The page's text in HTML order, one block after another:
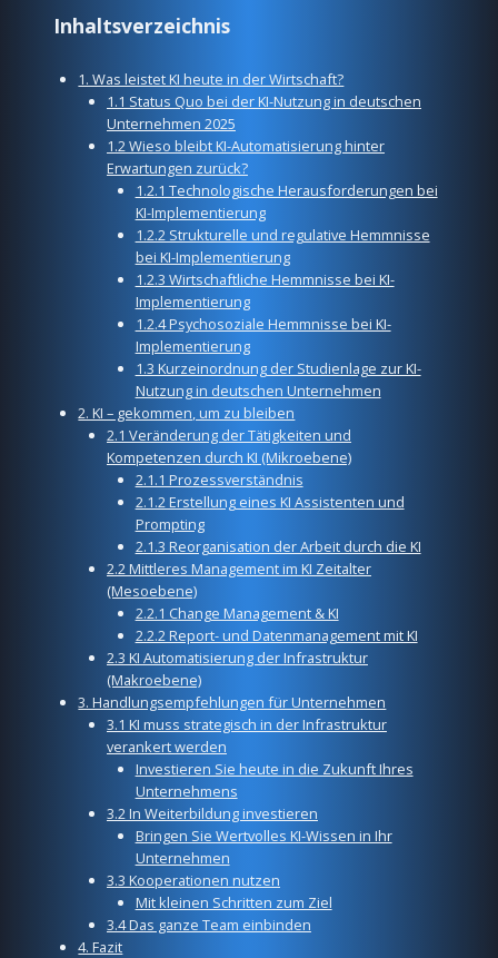
Inhaltsverzeichnis
1. Was leistet KI heute in der Wirtschaft?
1.1 Status Quo bei der KI-Nutzung in deutschen
Unternehmen 2025
1.2 Wieso bleibt KI-Automatisierung hinter
Erwartungen zurück?
1.2.1 Technologische Herausforderungen bei
KI-Implementierung
1.2.2 Strukturelle und regulative Hemmnisse
bei KI-Implementierung
1.2.3 Wirtschaftliche Hemmnisse bei KI-
Implementierung
1.2.4 Psychosoziale Hemmnisse bei KI-
Implementierung
1.3 Kurzeinordnung der Studienlage zur KI-
Nutzung in deutschen Unternehmen
2. KI – gekommen, um zu bleiben
2.1 Veränderung der Tätigkeiten und
Kompetenzen durch KI (Mikroebene)
2.1.1 Prozessverständnis
2.1.2 Erstellung eines KI Assistenten und
Prompting
2.1.3 Reorganisation der Arbeit durch die KI
2.2 Mittleres Management im KI Zeitalter
(Mesoebene)
2.2.1 Change Management & KI
2.2.2 Report- und Datenmanagement mit KI
2.3 KI Automatisierung der Infrastruktur
(Makroebene)
3. Handlungsempfehlungen für Unternehmen
3.1 KI muss strategisch in der Infrastruktur
verankert werden
Investieren Sie heute in die Zukunft Ihres
Unternehmens
3.2 In Weiterbildung investieren
Bringen Sie Wertvolles KI-Wissen in Ihr
Unternehmen
3.3 Kooperationen nutzen
Mit kleinen Schritten zum Ziel
3.4 Das ganze Team einbinden
4. Fazit